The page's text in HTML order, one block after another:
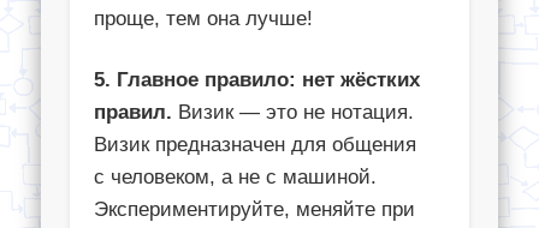
проще, тем она лучше!
5. Главное правило: нет жёстких
правил. Визик — это не нотация.
Визик предназначен для общения
с человеком, а не с машиной.
Экспериментируйте, меняйте при